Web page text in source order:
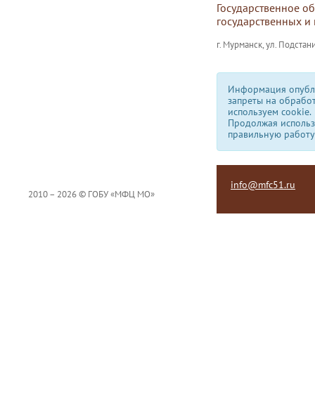
Государственное
государственных
г. Мурманск, ул.
Информация
запреты на
используем сookie.
Продолжая
правильную
2010 – 2026 © ГОБУ «МФЦ МО»
info@mfc51.ru